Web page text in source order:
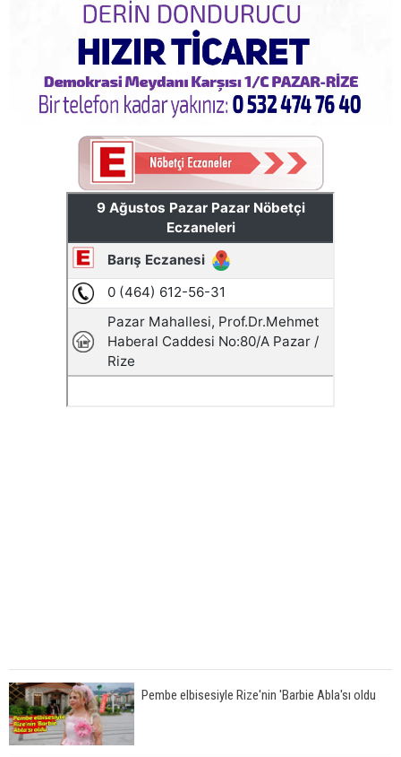
Pembe elbisesiyle Rize'nin 'Barbie Abla'sı oldu